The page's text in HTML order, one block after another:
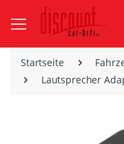
Startseite
Lautsprecher